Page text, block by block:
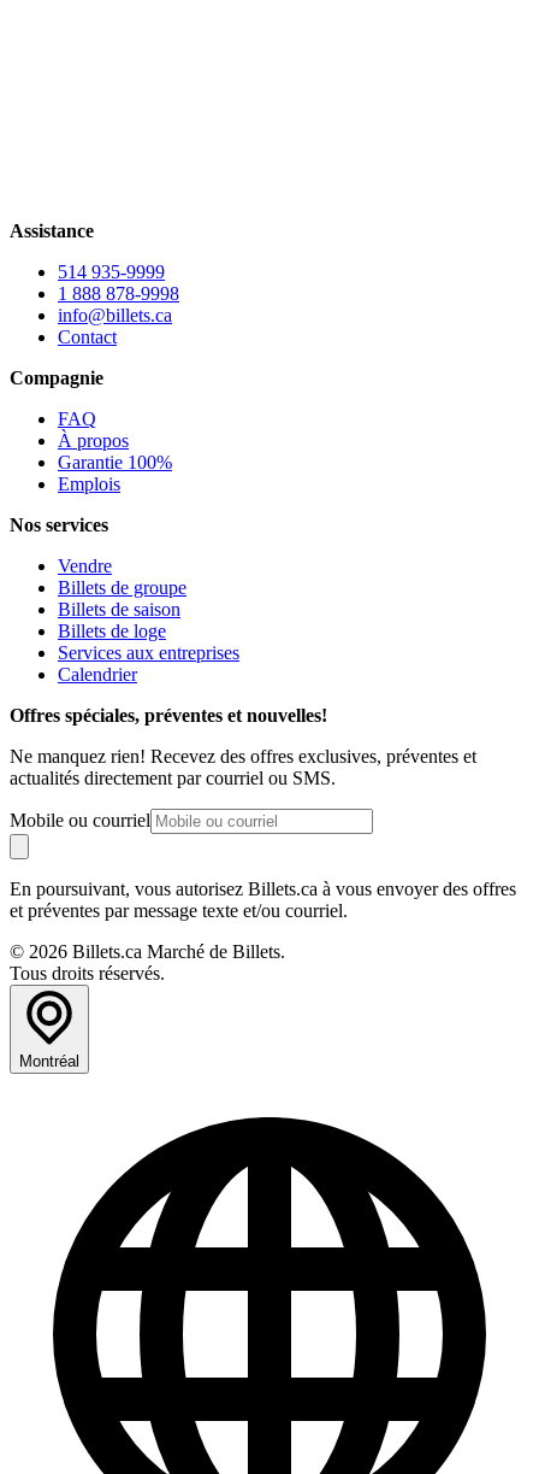
Assistance
514 935-9999
1 888 878-9998
info@billets.ca
Contact
Compagnie
FAQ
À propos
Garantie 100%
Emplois
Nos services
Vendre
Billets de groupe
Billets de saison
Billets de loge
Services aux entreprises
Calendrier
Offres spéciales, préventes et nouvelles!
Ne manquez rien! Recevez des offres exclusives, préventes et
actualités directement par courriel ou SMS.
Mobile ou courriel
En poursuivant, vous autorisez Billets.ca à vous envoyer des offres
et préventes par message texte et/ou courriel.
© 2026 Billets.ca Marché de Billets.
Tous droits réservés.
Montréal